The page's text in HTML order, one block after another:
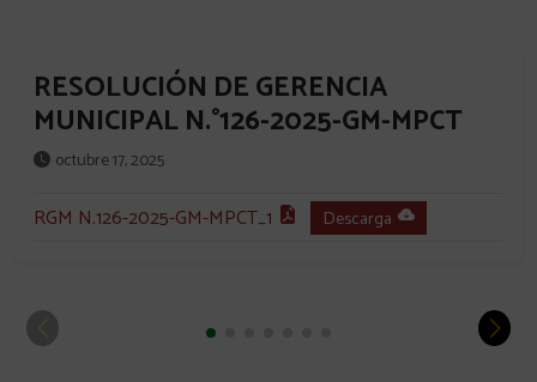
RESOLUCIÓN DE GERENCIA
MUNICIPAL N.°126-2025-GM-MPCT
octubre 17, 2025
RGM N.126-2025-GM-MPCT_1 Descarga